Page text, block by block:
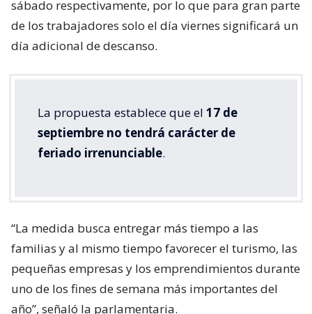
sábado respectivamente, por lo que para gran parte
de los trabajadores solo el día viernes significará un
día adicional de descanso.
La propuesta establece que el 17 de
septiembre no tendrá carácter de
feriado irrenunciable.
“La medida busca entregar más tiempo a las
familias y al mismo tiempo favorecer el turismo, las
pequeñas empresas y los emprendimientos durante
uno de los fines de semana más importantes del
año”, señaló la parlamentaria.